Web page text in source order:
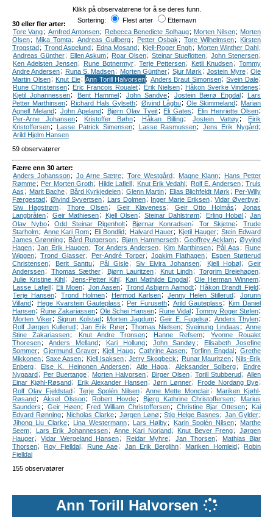
Klikk på observatørene for å se deres funn.
Sortering:
Flest arter Etternavn
30 eller fler arter:
Tore Vang; Arnfred Antonsen; Rebecca Benedicte Solhaug; Morten Nilsen; Morten
Olsen; Mika Tomta; Andreas Gullberg ; Petter Osbak ; Tore Wilhelmsen;
Kirsten
Trogstad; Trond Aspelund; Edna Mosand; Kjell-Roger Engh; Morten Winther Dahl;
Andreas Günther; Ellen Askum; Roar Olsen; Steinar Stueflotten; John Stenersen;
Ken Adelsten Jensen; Rune Botnermyr ; Terje Pettersen; Ketil Knudsen; Tommy
Andre Andersen; Runa S. Madsen; Morten Günther; Sjur Mørk ; Jostein Myre; Ole
Martin Olsen ; Knut Eie; Ann Torill Halvorsen; Anders Braut Simonsen; Svein Dale;
Rune Christensen; Eric Francois Roualet; Erik Nielsen; Håkon Sverke Vindenes ;
Kjetil Johannessen; Bent Hammel; John Sandve; Jostein Bærø Engdal;
Lars
Petter Marthinsen; Richard Hals Gylseth; Øivind Lågbu; Ole Skimmeland; Marian
Agnell Meland; John Apeland; Bjørn Olav Tveit ; Eli Gates ; Elin Henriette Olsen;
Per-Arne Johansen; Kristoffer Bøhn; Håkan Billing; Jostein Vattøy;
Eirik
Kristoffersen; Lasse Patrick Simensen; Lasse Rasmussen; Jens Erik Nygård;
Arild Hjelm Hansen
59 observatører
Færre enn 30 arter:
Anders Johansson; Jo Arne Sætre; Tore Westgård ; Magne Klann;
Hans Petter
Rømme; Per Morten Groth; Hilde Lafjell ; Knut Erik Vedahl ; Rolf E. Andersen; Truls
Aas ; Marit Bache; Bård Kyrkjedelen; Glenn Martin; Elias Blichfeldt Mørk ; Per-Willy
Færgestad ; Øivind Syvertsen; Lars Dolmen; Inger Marie Eriksen; Vidar Øverbye;
Siw Hagstrøm; Thore Olsen; Geir Klaveness ; Geir Otto Holmås ; Jonas
Langbråten; Geir Mathiesen; Kjell Olsen; Steinar Dahlstrøm; Erling Hobøl ; Jan
Olav Nybo; Odd Steinar Rigenholt; Bjørnar Konradsen; Tor Skjetne; Trude
Starholm; Anne Kari Rom; Eli Bondlid; Halvard Hauer; Kjetil Hauger; Stein Edward
James Grønning; Bård Rutgerson; Bjørn Hammerseth; Geoffrey Acklam; Øyvind
Hagen; Jan Erik Haugen; Tor Anders Andersen; Kim Marthinsen; Pål Aas ; Rune
Wiggen; Trond Glasser; Per-André Torper ; Joakim Flathagen;
Espen Støtterud
Christensen; Berit Santtu; Pål Gisle; Siv Elvira Johansen; Kjell Hobøl; Geir
Anderssen; Thomas Sæther; Bjørn Lauritzen; Knut Lindh; Torgrim Breiehagen;
Julie Kristine Kihl; Jens-Petter Kihl; Kari Mathilde Engdal; Ole Herman Winnem;
Lasse Lafjell; Eli Moen; Jon Aasen; Trond Asbjørn Aamodt; Håkon Brandt Fjeld;
Terje Hansen; Trond Holmen; Hermod Karlsen; Jenny Helen Stillerud; Jorunn
Villand; Hege Kvarstein Gauteplass ; Per Furuseth; Arild Gauteplass ;
Kim Daniel
Hansen; Rune Zakariassen; Ole Schei Hansen ; Rune Vidal; Tommy Roger Stølen;
Morten Viker ; Sigrun Kolstad ; Morten Jagdum ; Geir E. Fugelsø ; Anders Thylen;
Rolf Jørgen Kullerud; Jan Erik Røer; Thomas Nielsen; Sveinung Lindaas ; Anne
Stine Zakariassen; Knut Andre Tronsen; Hanne Refsem ;
Yvonne Roualet
Thoresen; Anders Melland ; Kari Hollung ; John Sandøy;
Elisabeth Josefine
Sommer; Gjermund Graver ; Kjell Haug; Cathrine Aasen; Torfinn Engdal ; Grethe
Mikkonen; Saxe Aasen; Kjell Isaksen; Jerry Skogbeck ; Runar Mauritzen; Nils-Erik
Enberg; Else K. Heinonen Andersen; Atle Haga; Aleksander Solberg;
Endre
Nygaard ; Per Buertange; Morten Halvorsen ; Birger Olsen; Torill Stubberud ; Allen
Einar Kjøhl-Røsand ; Erik Alexander Hansen ; Jørn Lønner; Frode Nordang Bye;
Rolf Olav Fjeldstad; Terje Spolén Nilsen ; Anne Mette Monclair;
Mariken Kjøhl-
Røsand; Aksel Olsson ; Robert Hovde; Bjørg Kathrine Christoffersen;
Marius
Saunders ; Geir Høen ; Fred William Christoffersen; Christine Bjar Ottesen;
Kai
Edvard Rønning; Nicholas Clarke; Jørgen Lønø ; Stig Helge Basnes ; Jan Gylder;
Jihong Liu Clarke; Lina Westermann; Lars Høiby; Karin Spolén Nilsen;
Marthe
Seem; Lars Erik Johannessen; Anne Kari Norland; Knut Bever Freng; Jørgen
Hauger; Vidar Wergeland Hansen; Reidar Myhre; Jan Thorsen;
Mathias Bjar
Thorsen; Roy Fjelldal; Rune Aae; Jan Erik Berglihn; Mariken Homleid;
Robin
Fjelldal
155 observatører
Ann Torill Halvorsen